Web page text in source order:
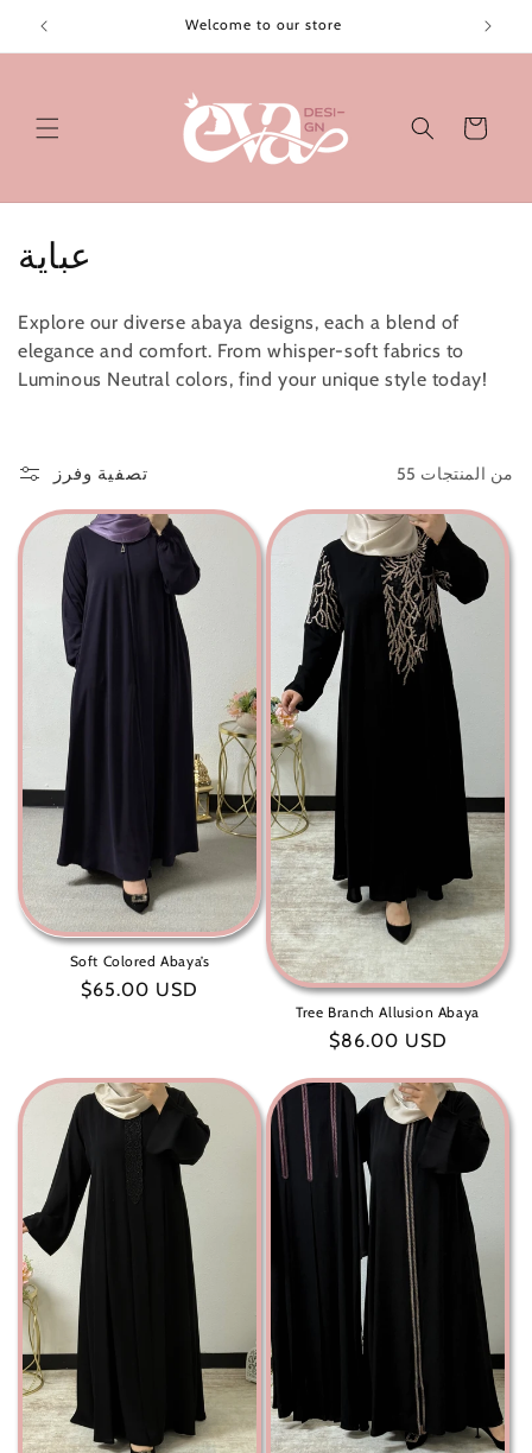
الى
Welcome to our store
التسوق
م
م
و
ة
:
عباية
Explore our diverse abaya designs, each a blend of
elegance and comfort. From whisper-soft fabrics to
Luminous Neutral colors, find your unique style today!
تصفية وفرز 55 من المنتجات
Soft Colored Abaya’s
سعر
$65.00 USD
Tree Branch Allusion Abaya
سعر
$86.00 USD